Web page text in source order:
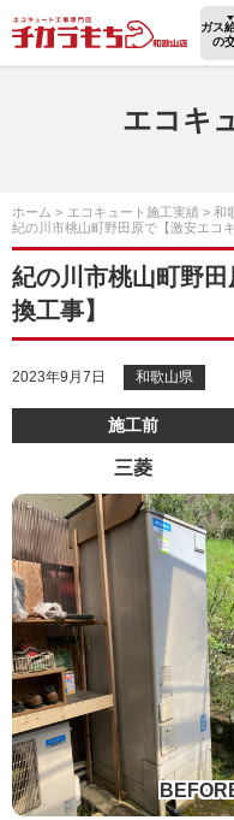
ガス
の
エコキ
ホーム エコキュート施工実績
和
紀の川市桃山町野田原で【激安エコ
紀の川市桃山町野
換工事】
2023年9月7日 和歌山県
施工前
三菱